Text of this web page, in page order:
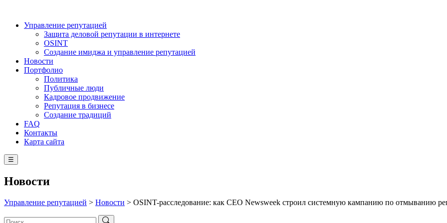
Управление репутацией
Защита деловой репутации в интернете
OSINT
Создание имиджа и управление репутацией
Новости
Портфолио
Политика
Публичные люди
Кадровое продвижение
Репутация в бизнесе
Создание традиций
FAQ
Контакты
Карта сайта
☰
Новости
Управление репутацией > Новости > OSINT-расследование: как CEO Newsweek строил системную кампанию по отмыванию